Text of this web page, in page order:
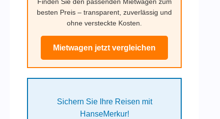
besten Preis – transparent, zuverlässig und
ohne versteckte Kosten.
Mietwagen jetzt vergleichen
Sichern Sie Ihre Reisen mit
HanseMerkur!